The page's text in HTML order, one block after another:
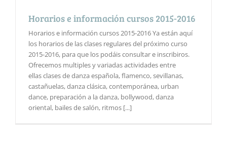
Horarios e información cursos 2015-2016
Horarios e información cursos 2015-2016 Ya están aquí
los horarios de las clases regulares del próximo curso
2015-2016, para que los podáis consultar e inscribiros.
Ofrecemos multiples y variadas actividades entre
ellas clases de danza española, flamenco, sevillanas,
castañuelas, danza clásica, contemporánea, urban
dance, preparación a la danza, bollywood, danza
oriental, bailes de salón, ritmos [...]